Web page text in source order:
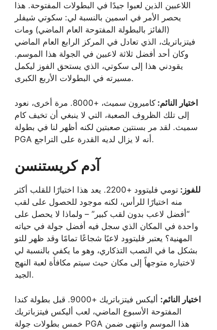
اللاعبين الذين لعبوا جيدًا في البطولات المفتوحة. هذا
يحصر الأمر في اسمين بالنسبة لي: سكوتي شيفلر
(الفائز بالبطولة المفتوحة العام الماضي) ومات
فيتزباتريك، الذي تعادل في المركز الرابع العام الماضي
وكان أحد أفضل ثلاثة لاعبين في الجولة هذا الموسم.
يقودني هذا إلى سكوتي، الذي يستحق الفوز ليكمل
مسيرته في البطولات الأربع الكبرى.
اختيار النائم:
كاميرون سميث، +8000. مرة أخرى، نعود
إلى تلك الظروف الصعبة، التي لا ينبغي أن تخيف كام
سميث. لقد مر بسنتين صعبتين لكنه أظهر لنا في بطولة
PGA أنه لا يزال لديه القدرة على التراجع.
آدم كريستنسن
للفوز:
تومي فليتوود +2200. يعد هذا اختيارًا للقلب أكثر
منه اختيارًا للرأس، لكنه موجود للحصول على لقب
“أفضل لاعب بدون لقب كبير” – ولماذا لا يحصل على
واحدة في المكان الذي سجل فيه أفضل جولة في حياته
المهنية؟ يعتبر فليتوود لاعبًا شجاعًا تمامًا وقد ظهر للتو
بشكل ما في النصب التذكاري، وهو ما يكفي بالنسبة لي
لاختياره متوجهاً إلى مكان حيث سيتم مكافأة لعبة النهج
الجيد.
اختيار النائم:
أليكس فيتزباتريك +9000. قبل بطولة كندا
المفتوحة الأسبوع الماضي، لعب أليكس فيتزباتريك
خمس بطولات جولة PGA هذا الموسم وانتهى ضمن